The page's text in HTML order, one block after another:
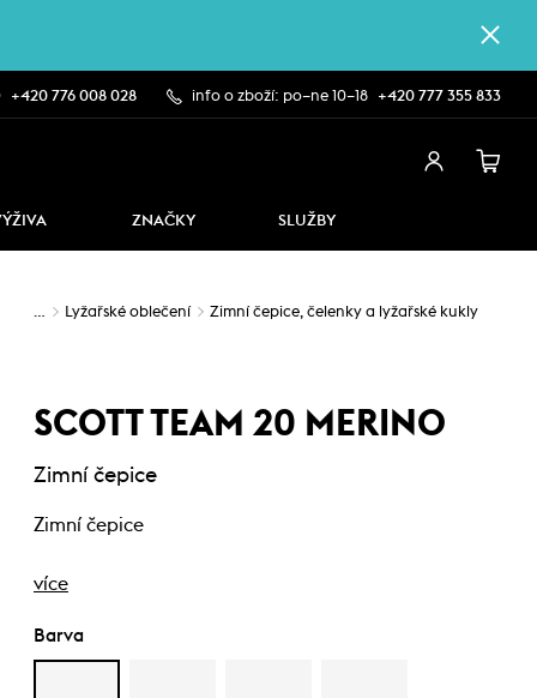
+420 776 008 028 info o zboží: po–ne 10–18 +420 777 355 833
ZNAČKY SLUŽBY
… Lyžařské oblečení Zimní čepice, čelenky a lyžařské kukly
SCOTT TEAM 20 MERINO
Zimní čepice
Zimní čepice
více
Barva